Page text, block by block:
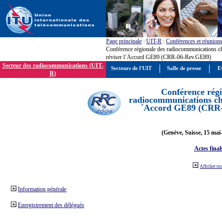
Page principale : UIT-R : Conférences et réunions
Conférence régionale des radiocommunications
réviser l´Accord GE89 (CRR-06-Rev.GE89)
Secteur des radiocommunications (UIT-
R)
Conférence
radiocommunications
´Accord GE89
(Genève, Suisse, 15
Actes
Afficher
Information générale
Enregistrement des délégués
Secteurs de l'UIT Salle de presse